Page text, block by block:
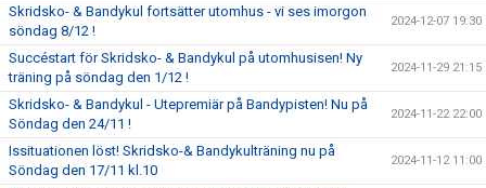
Skridsko- & Bandykul fortsätter utomhus - vi ses imorgon
söndag 8/12 !
2024-12-07 19:30
Succéstart för Skridsko- & Bandykul på utomhusisen! Ny
träning på söndag den 1/12 !
2024-11-29 21:15
Skridsko- & Bandykul - Utepremiär på Bandypisten! Nu på
Söndag den 24/11 !
2024-11-22 22:00
Issituationen löst! Skridsko-& Bandykulträning nu på
Söndag den 17/11 kl.10
2024-11-12 11:00